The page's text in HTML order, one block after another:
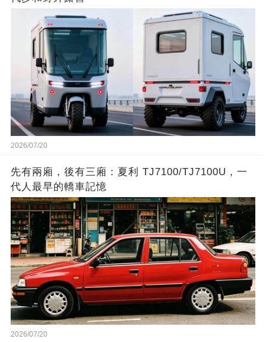
2026/07/20
先有兩廂，後有三廂：夏利 TJ7100/TJ7100U，一
代人最早的轎車記憶
2026/07/20